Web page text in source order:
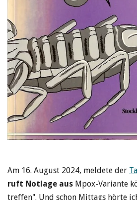
Am 16. August 2024, meldete der
ruft Notlage aus Mpox-Variante
treffen". Und schon Mittags hörte